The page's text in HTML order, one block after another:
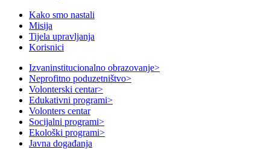
Kako smo nastali
Misija
Tijela upravljanja
Korisnici
Izvaninstitucionalno obrazovanje>
Neprofitno poduzetništvo>
Volonterski centar>
Edukativni programi>
Volonters centar
Socijalni programi>
Ekološki programi>
Javna događanja